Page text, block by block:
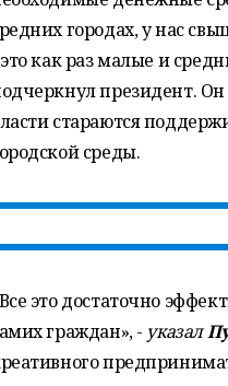
городах, у нас
как раз малые и
президент.
стараются
среды.
это достаточно
граждан», - указал